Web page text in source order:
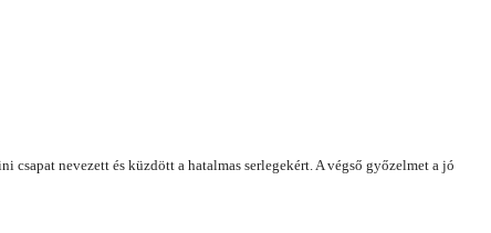
nevezett és küzdött a hatalmas serlegekért. A végső győzelmet a jó